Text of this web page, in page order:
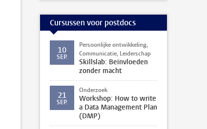
Cursussen voor postdocs
10
SEP.
Persoonlijke ontwikkeling,
Communicatie, Leiderschap
Skillslab: Beïnvloeden
zonder macht
21
SEP.
Onderzoek
Workshop: How to write
a Data Management Plan
(DMP)